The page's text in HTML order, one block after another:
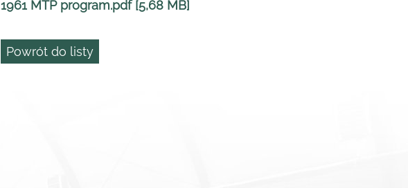
1961 MTP program.pdf [5,68 MB]
Powrót do listy